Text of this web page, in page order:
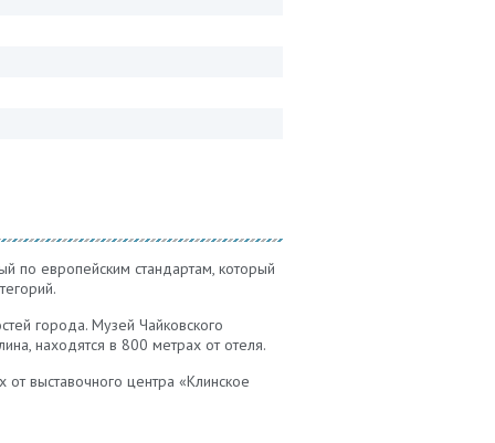
по европейским стандартам, который
города. Музей Чайковского
находятся в 800 метрах от отеля.
выставочного центра «Клинское